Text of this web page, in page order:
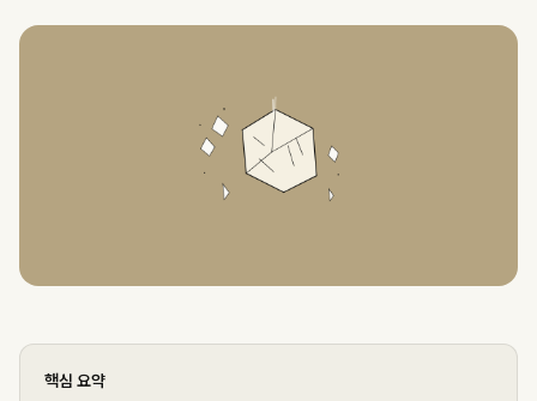
핵심 요약